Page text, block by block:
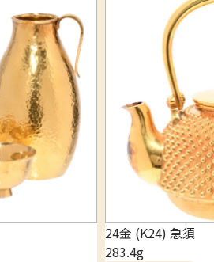
24金 (K24) 急須
283.4g